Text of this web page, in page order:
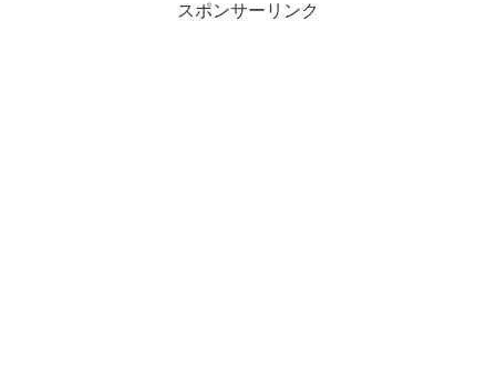
スポンサーリンク